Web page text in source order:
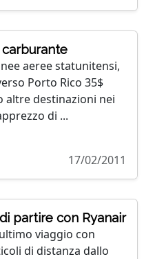
aeree statunitensi,
Porto Rico 35$
altre destinazioni nei
di ...
17/02/2011
partire con Ryanair
viaggio con
di distanza dallo